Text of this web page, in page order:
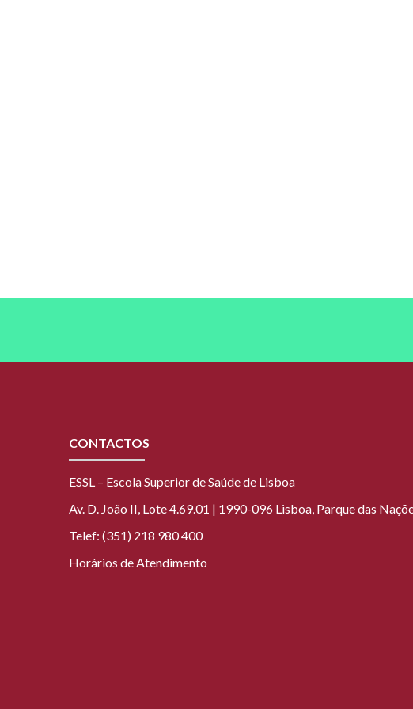
CONTACTOS
ESSL – Escola Superior de Saúde de Lisboa
Av. D. João II, Lote 4.69.01 | 1990-096 Lisboa, Parque das
Telef: (351) 218 980 400
Horários de Atendimento